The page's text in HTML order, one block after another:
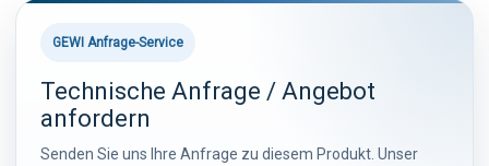
GEWI Anfrage-Service
Technische Anfrage / Angebot
anfordern
Senden Sie uns Ihre Anfrage zu diesem Produkt. Unser